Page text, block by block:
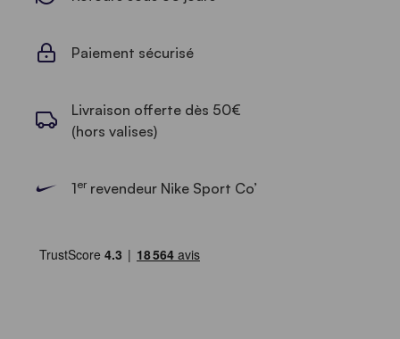
Paiement sécurisé
Livraison offerte dès 50€
(hors valises)
1errevendeur Nike Sport Co’